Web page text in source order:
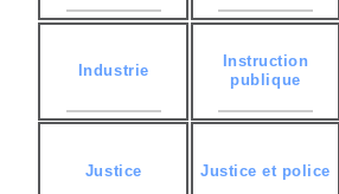
Industrie
Instruction
publique
Justice Justice et police